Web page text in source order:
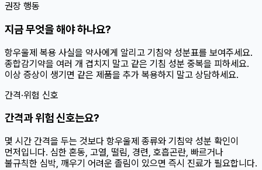
권장 행동
지금 무엇을 해야 하나요?
항우울제 복용 사실을 약사에게 알리고 기침약 성분표를 보여주세요.
종합감기약을 여러 개 겹치지 말고 같은 기침 성분 중복을 피하세요.
이상 증상이 생기면 같은 제품을 추가 복용하지 말고 상담하세요.
간격·위험 신호
간격과 위험 신호는요?
몇 시간 간격을 두는 것보다 항우울제 종류와 기침약 성분 확인이
먼저입니다. 심한 혼동, 고열, 떨림, 경련, 호흡곤란, 빠르거나
불규칙한 심박, 깨우기 어려운 졸림이 있으면 즉시 진료가 필요합니다.